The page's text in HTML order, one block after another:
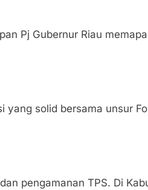
Pj Gubernur Riau
yang solid bersama unsur
pengamanan TPS. Di